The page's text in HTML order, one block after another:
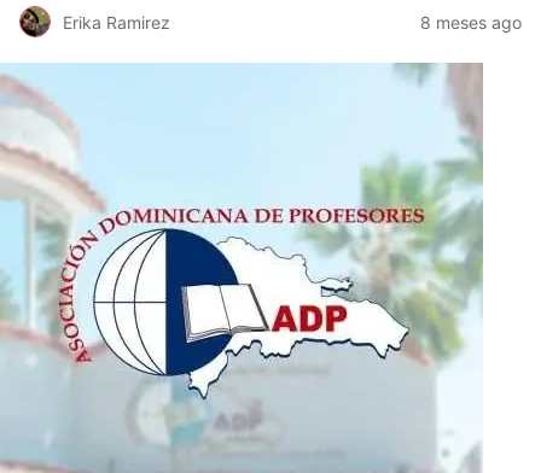
Erika Ramirez 8 meses ago